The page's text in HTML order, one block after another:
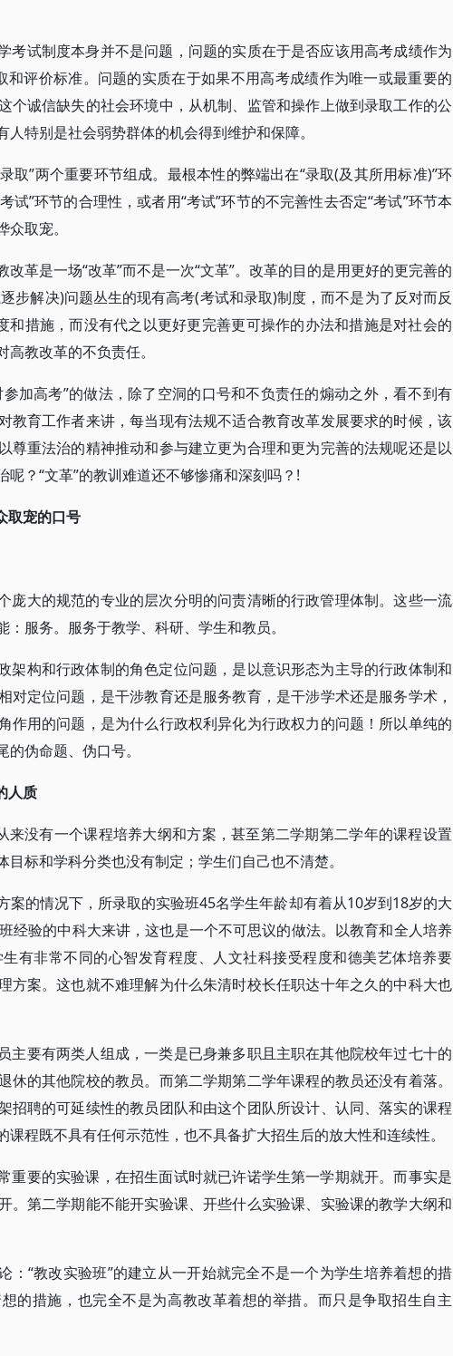
考试制度本身并不是问题，问题的实质在于是否应该用高考成绩作为
和评价标准。问题的实质在于如果不用高考成绩作为唯一或最重要的
个诚信缺失的社会环境中，从机制、监管和操作上做到录取工作的公
特别是社会弱势群体的机会得到维护和保障。
取”两个重要环节组成。最根本性的弊端出在“录取(及其所用标准)”环
试”环节的合理性，或者用“考试”环节的不完善性去否定“考试”环节本
取宠。
革是一场“改革”而不是一次“文革”。改革的目的是用更好的更完善的
步解决)问题丛生的现有高考(考试和录取)制度，而不是为了反对而反
和措施，而没有代之以更好更完善更可操作的办法和措施是对社会的
教改革的不负责任。
加高考”的做法，除了空洞的口号和不负责任的煽动之外，看不到有
教育工作者来讲，每当现有法规不适合教育改革发展要求的时候，该
尊重法治的精神推动和参与建立更为合理和更为完善的法规呢还是以
？“文革”的教训难道还不够惨痛和深刻吗？!
取宠的口号
庞大的规范的专业的层次分明的问责清晰的行政管理体制。这些一流
服务。服务于教学、科研、学生和教员。
架构和行政体制的角色定位问题，是以意识形态为主导的行政体制和
对定位问题，是干涉教育还是服务教育，是干涉学术还是服务学术，
作用的问题，是为什么行政权利异化为行政权力的问题！所以单纯的
伪命题、伪口号。
人质
来没有一个课程培养大纲和方案，甚至第二学期第二学年的课程设置
标和学科分类也没有制定；学生们自己也不清楚。
案的情况下，所录取的实验班45名学生年龄却有着从10岁到18岁的大
经验的中科大来讲，这也是一个不可思议的做法。以教育和全人培养
有非常不同的心智发育程度、人文社科接受程度和德美艺体培养要
方案。这也就不难理解为什么朱清时校长任职达十年之久的中科大也
主要有两类人组成，一类是已身兼多职且主职在其他院校年过七十的
休的其他院校的教员。而第二学期第二学年课程的教员还没有着落。
招聘的可延续性的教员团队和由这个团队所设计、认同、落实的课程
程既不具有任何示范性，也不具备扩大招生后的放大性和连续性。
重要的实验课，在招生面试时就已许诺学生第一学期就开。而事实是
。第二学期能不能开实验课、开些什么实验课、实验课的教学大纲和
：“教改实验班”的建立从一开始就完全不是一个为学生培养着想的措
的措施，也完全不是为高教改革着想的举措。而只是争取招生自主